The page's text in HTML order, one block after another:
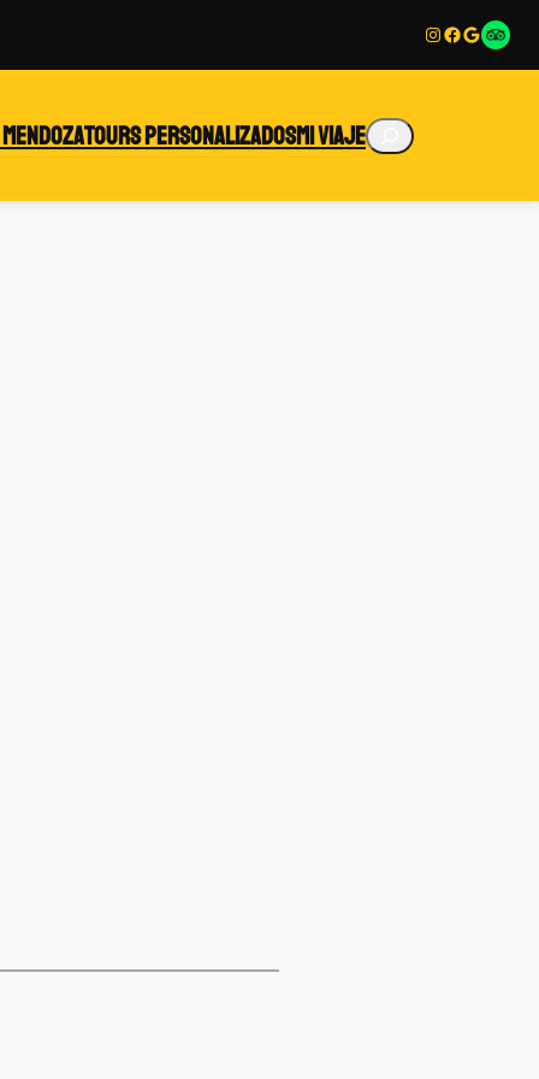
Instagram
Facebook
Google
Enlace
Tours personalizadosMi viajeBuscar